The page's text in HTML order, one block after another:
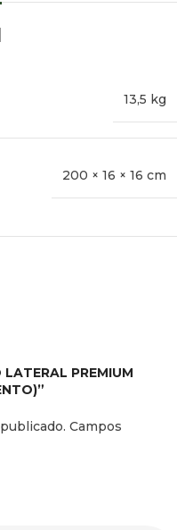
13,5 kg
200 × 16 × 16 cm
PREMIUM
Campos